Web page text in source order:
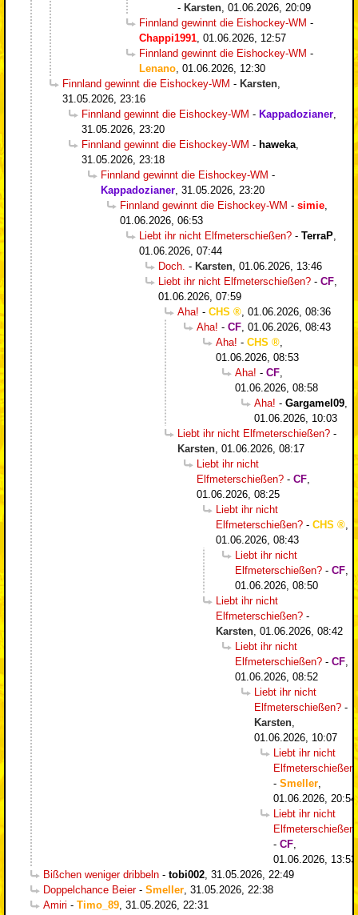
- Karsten 01.06.2026, 20:09
Finnland gewinnt die Eishockey-WM -
Chappi1991 01.06.2026, 12:57
Finnland gewinnt die Eishockey-WM -
Lenano 01.06.2026, 12:30
Finnland gewinnt die Eishockey-WM - Karsten
31.05.2026, 23:16
Finnland gewinnt die Eishockey-WM - Kappadozianer
31.05.2026, 23:20
Finnland gewinnt die Eishockey-WM - haweka
31.05.2026, 23:18
Finnland gewinnt die Eishockey-WM -
Kappadozianer 31.05.2026, 23:20
Finnland gewinnt die Eishockey-WM - simie
01.06.2026, 06:53
Liebt ihr nicht Elfmeterschießen? - TerraP
01.06.2026, 07:44
Doch. - Karsten 01.06.2026, 13:46
Liebt ihr nicht Elfmeterschießen? - CF
01.06.2026, 07:59
Aha! - CHS
01.06.2026, 08:36
Aha! - CF 01.06.2026, 08:43
Aha! - CHS
01.06.2026, 08:53
Aha! - CF
01.06.2026, 08:58
Aha! - Gargamel09
01.06.2026, 10:03
Liebt ihr nicht Elfmeterschießen? -
Karsten 01.06.2026, 08:17
Liebt ihr nicht
Elfmeterschießen? - CF
01.06.2026, 08:25
Liebt ihr nicht
Elfmeterschießen? - CHS
01.06.2026, 08:43
Liebt ihr nicht
Elfmeterschießen? - CF
01.06.2026, 08:50
Liebt ihr nicht
Elfmeterschießen? -
Karsten 01.06.2026, 08:42
Liebt ihr nicht
Elfmeterschießen? - CF
01.06.2026, 08:52
Liebt ihr nicht
Elfmeterschießen? -
Karsten
01.06.2026, 10:07
Liebt ihr nicht
- Smeller
01.06.2026, 20:54
Liebt ihr nicht
- CF
01.06.2026, 13:53
Bißchen weniger dribbeln - tobi002 31.05.2026, 22:49
Doppelchance Beier- Smeller 31.05.2026, 22:38
Amiri - Timo_89 31.05.2026, 22:31